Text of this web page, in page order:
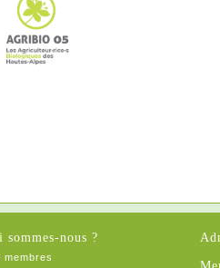
sommes-nous ?
membres